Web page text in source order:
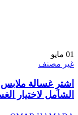
01 مايو
غير مصنف
الشامل لاختيار